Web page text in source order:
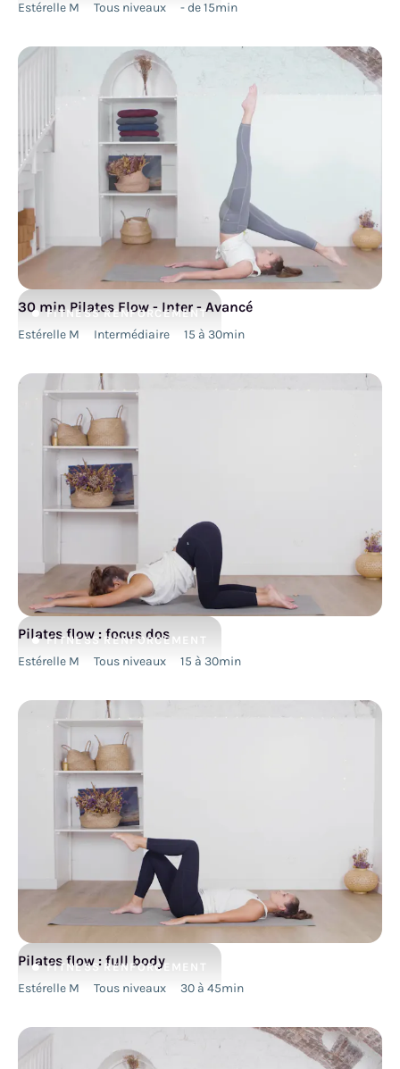
Estérelle M Tous niveaux - de 15min
FITNESS RENFORCEMENT
30 min Pilates Flow - Inter - Avancé
Estérelle M Intermédiaire 15 à 30min
FITNESS RENFORCEMENT
Pilates flow : focus dos
Estérelle M Tous niveaux 15 à 30min
FITNESS RENFORCEMENT
Pilates flow : full body
Estérelle M Tous niveaux 30 à 45min